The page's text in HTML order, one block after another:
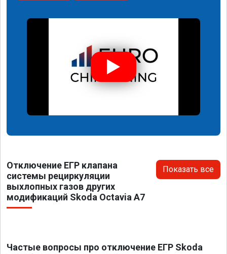
Отключение ЕГР клапана
системы рециркуляции
выхлопных газов других
модификаций Skoda Octavia A7
Показать все
Частые вопросы про отключение ЕГР Skoda